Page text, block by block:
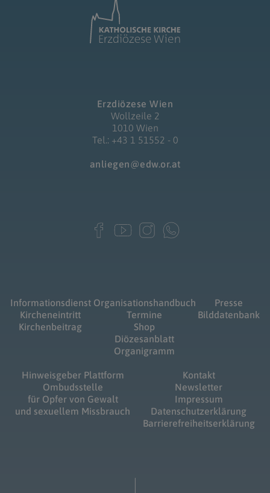
Erzdiözese Wien
Wollzeile 2
1010 Wien
Tel.: +43 1 51552 - 0
anliegen@edw.or.at
Informationsdienst
Kircheneintritt
Kirchenbeitrag
Organisationshandbuch
Termine
Shop
Diözesanblatt
Organigramm
Presse
Bilddatenbank
Hinweisgeber Plattform
Ombudsstelle
für Opfer von Gewalt
und sexuellem Missbrauch
Kontakt
Newsletter
Impressum
Datenschutzerklärung
Barrierefreiheitserklärung